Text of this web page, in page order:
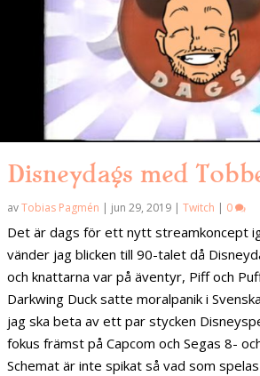
Disneydags med
avTobias Pagmén jun 29, 2019 Twitch 0
Det är dags för ett nytt streamkoncept
vänder jag blicken till 90-talet då
och knattarna var på äventyr, Piff och
Darkwing Duck satte moralpanik i
jag ska beta av ett par stycken
fokus främst på Capcom och Segas 8-
Schemat är inte spikat så vad som